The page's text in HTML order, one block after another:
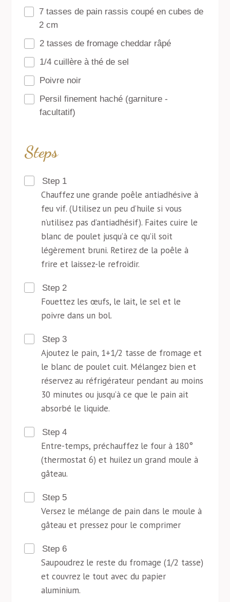
7 tasses de pain rassis coupé en cubes de
2 cm
2 tasses de fromage cheddar râpé
1/4 cuillère à thé de sel
Poivre noir
Persil finement haché (garniture -
facultatif)
Steps
Step 1
Chauffez une grande poêle antiadhésive à
feu vif. (Utilisez un peu d’huile si vous
n’utilisez pas d’antiadhésif). Faites cuire le
blanc de poulet jusqu’à ce qu’il soit
légèrement bruni. Retirez de la poêle à
frire et laissez-le refroidir.
Step 2
Fouettez les œufs, le lait, le sel et le
poivre dans un bol.
Step 3
Ajoutez le pain, 1+1/2 tasse de fromage et
le blanc de poulet cuit. Mélangez bien et
réservez au réfrigérateur pendant au moins
30 minutes ou jusqu’à ce que le pain ait
absorbé le liquide.
Step 4
Entre-temps, préchauffez le four à 180°
(thermostat 6) et huilez un grand moule à
gâteau.
Step 5
Versez le mélange de pain dans le moule à
gâteau et pressez pour le comprimer
Step 6
Saupoudrez le reste du fromage (1/2 tasse)
et couvrez le tout avec du papier
aluminium.